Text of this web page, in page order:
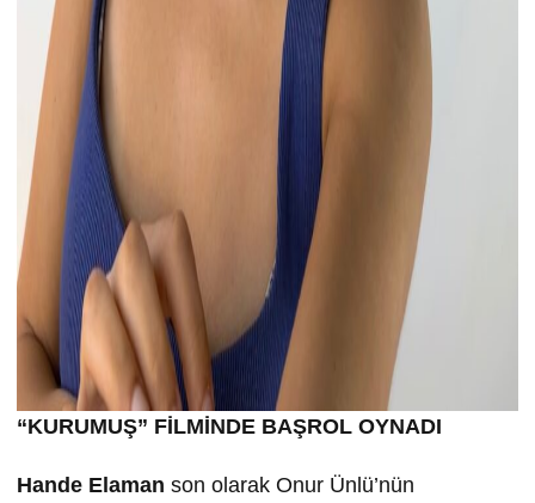
“KURUMUŞ” FİLMİNDE BAŞROL OYNADI
Hande Elaman son olarak Onur Ünlü’nün